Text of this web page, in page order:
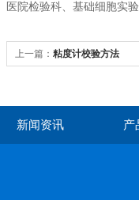
医院检验科、基础细胞实
上一篇： 粘度计校验方法
新闻资讯 产